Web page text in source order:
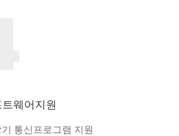
웨어지원
통신프로그램 지원